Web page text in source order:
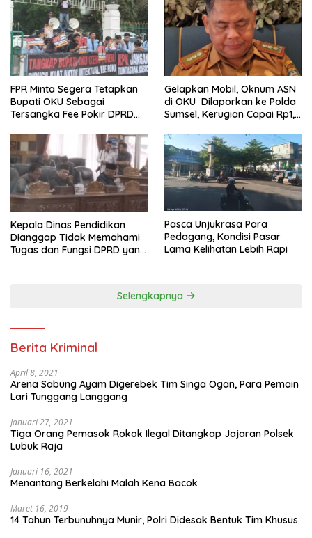
FPR Minta Segera Tetapkan
Bupati OKU Sebagai
Tersangka Fee Pokir DPRD
Gelapkan Mobil, Oknum ASN
di OKU Dilaporkan ke Polda
Sumsel, Kerugian Capai Rp1,2
Kepala Dinas Pendidikan
Dianggap Tidak Memahami
Tugas dan Fungsi DPRD yang
Pasca Unjukrasa Para
Pedagang, Kondisi Pasar
Lama Kelihatan Lebih Rapi
Selengkapnya
Berita Kriminal
April 8, 2021
Arena Sabung Ayam Digerebek Tim Singa Ogan, Para Pemain
Lari Tunggang Langgang
Januari 27, 2021
Tiga Orang Pemasok Rokok Ilegal Ditangkap Jajaran Polsek
Lubuk Raja
Januari 16, 2021
Menantang Berkelahi Malah Kena Bacok
Maret 16, 2019
14 Tahun Terbunuhnya Munir, Polri Didesak Bentuk Tim Khusus